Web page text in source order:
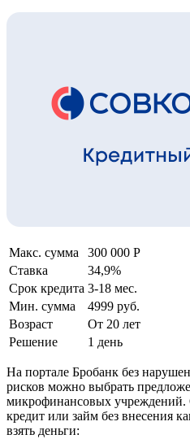
Макс. сумма
300 000 Р
Ставка
34,9%
Срок кредита 3-18 мес.
Мин. сумма
4999 руб.
Возраст
От 20 лет
Решение
1 день
На портале Бробанк без
рисков можно выбрать
микрофинансовых учреждений.
кредит или займ без внесения
взять деньги: